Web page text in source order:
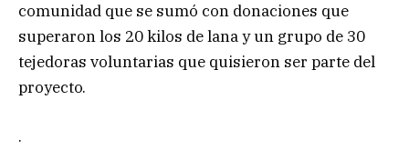
comunidad que se sumó con donaciones que
superaron los 20 kilos de lana y un grupo de 30
tejedoras voluntarias que quisieron ser parte del
proyecto.
.